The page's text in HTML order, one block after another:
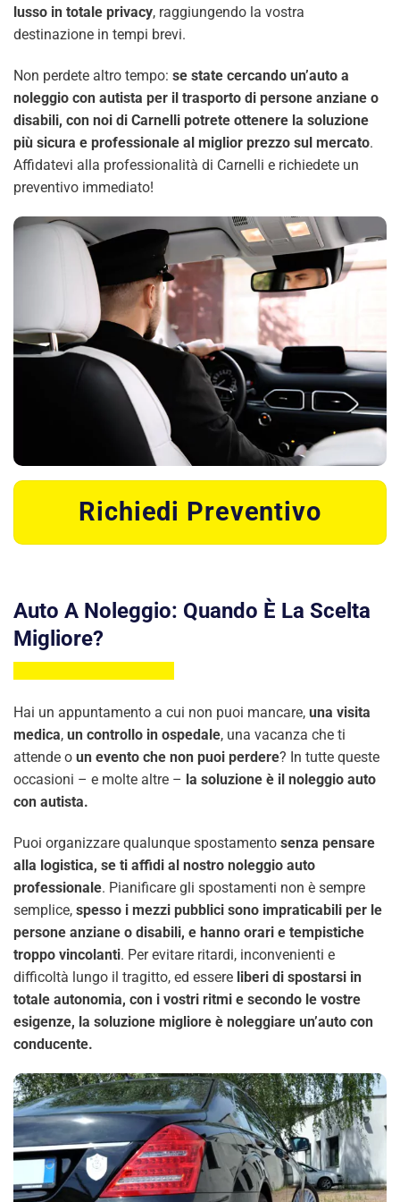
lusso in totale privacy, raggiungendo la vostra
destinazione in tempi brevi.
Non perdete altro tempo: se state cercando un’auto a
noleggio con autista per il trasporto di persone anziane o
disabili, con noi di Carnelli potrete ottenere la soluzione
più sicura e professionale al miglior prezzo sul mercato.
Affidatevi alla professionalità di Carnelli e richiedete un
preventivo immediato!
Richiedi Preventivo
Auto A Noleggio: Quando È La Scelta
Migliore?
Hai un appuntamento a cui non puoi mancare, una visita
medica, un controllo in ospedale, una vacanza che ti
attende o un evento che non puoi perdere? In tutte queste
occasioni – e molte altre – la soluzione è il noleggio auto
con autista.
Puoi organizzare qualunque spostamento senza pensare
alla logistica, se ti affidi al nostro noleggio auto
professionale. Pianificare gli spostamenti non è sempre
semplice, spesso i mezzi pubblici sono impraticabili per le
persone anziane o disabili, e hanno orari e tempistiche
troppo vincolanti. Per evitare ritardi, inconvenienti e
difficoltà lungo il tragitto, ed essere liberi di spostarsi in
totale autonomia, con i vostri ritmi e secondo le vostre
esigenze, la soluzione migliore è noleggiare un’auto con
conducente.